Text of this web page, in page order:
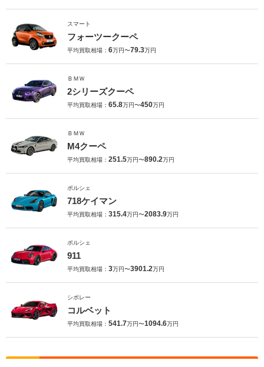
スマート
フォーツークーペ
平均買取相場： 6万円〜79.3万円
ＢＭＷ
2シリーズクーペ
平均買取相場： 65.8万円〜450万円
ＢＭＷ
M4クーペ
平均買取相場： 251.5万円〜890.2万円
ポルシェ
718ケイマン
平均買取相場： 315.4万円〜2083.9万円
ポルシェ
911
平均買取相場： 3万円〜3901.2万円
シボレー
コルベット
平均買取相場： 541.7万円〜1094.6万円